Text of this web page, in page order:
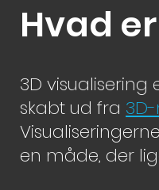
Hvad
3D visualisering
skabt ud fra
en måde, der